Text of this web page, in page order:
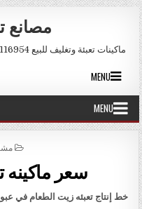
Skip to content
مصانع
ماكينات تعبئة وتغليف للبيع 01211116954 – 01211116956 – 01211116958
MENU
MENU
IN
سعر ماكينه
خط إنتاج تعبئه زيت الطعام في